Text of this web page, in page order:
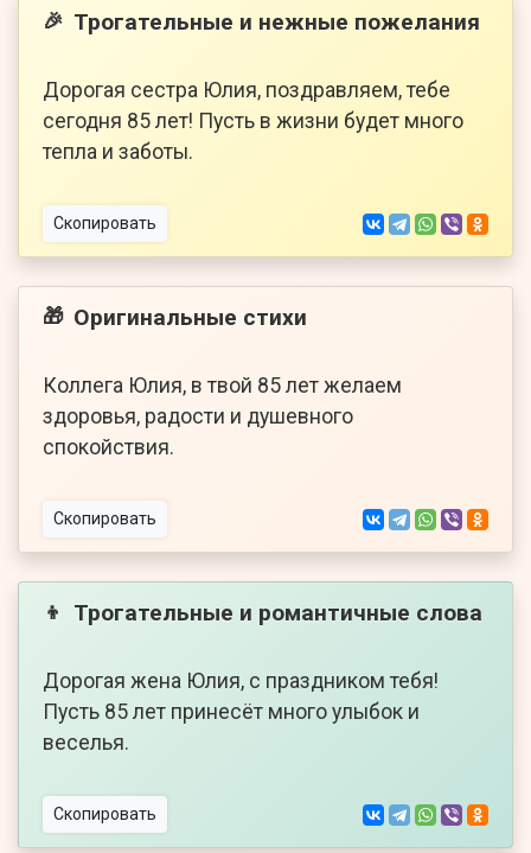
🎉 Трогательные и нежные пожелания
Дорогая сестра Юлия, поздравляем, тебе
сегодня 85 лет! Пусть в жизни будет много
тепла и заботы.
Скопировать
🎁 Оригинальные стихи
Коллега Юлия, в твой 85 лет желаем
здоровья, радости и душевного
спокойствия.
Скопировать
👦 Трогательные и романтичные слова
Дорогая жена Юлия, с праздником тебя!
Пусть 85 лет принесёт много улыбок и
веселья.
Скопировать